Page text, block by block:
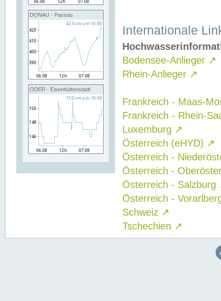
DONAU - Passau
ODER - Eisenhüttenstadt
Internationale
Bodensee-Anlieger ↗
Rhein-Anlieger ↗
Frankreich - Maas-
Frankreich - Rhein-
Luxemburg ↗
Österreich (eHYD) ↗
Österreich -
Österreich -
Österreich - Salzburg
Österreich -
Schweiz ↗
Tschechien ↗